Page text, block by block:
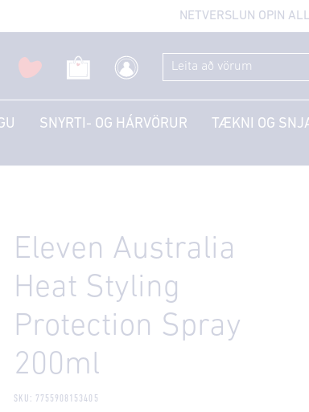
NETVERSLUN OPIN
SNYRTI- OG HÁRVÖRUR TÆKNI OG
Eleven Australia
Heat Styling
Protection Spray
200ml
SKU: 7755908153405